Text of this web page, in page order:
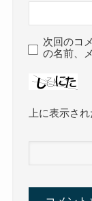
次回のコ
の名前、
上に表示され